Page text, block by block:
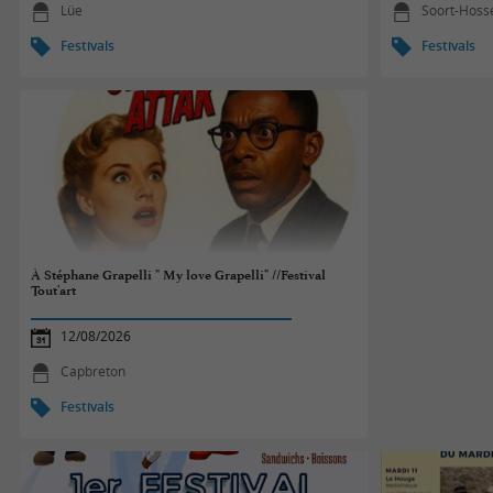
Lüe
Festivals
Soort-
Festivals
À Stéphane Grapelli " My love Grapelli" //Festival
Tout'art
12/08/2026
Capbreton
Festivals